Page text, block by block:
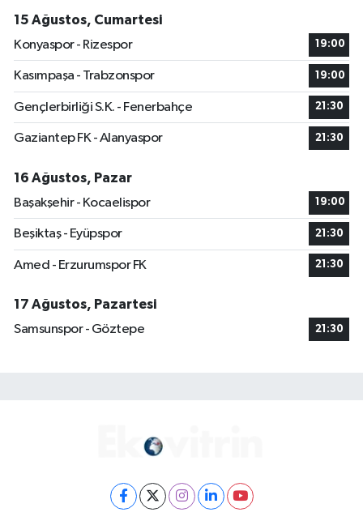
15 Ağustos, Cumartesi
Konyaspor - Rizespor
19:00
Kasımpaşa - Trabzonspor 19:00
Gençlerbirliği S.K. - Fenerbahçe 21:30
Gaziantep FK - Alanyaspor 21:30
16 Ağustos, Pazar
Başakşehir - Kocaelispor
19:00
Beşiktaş - Eyüpspor 21:30
Amed - Erzurumspor FK 21:30
17 Ağustos, Pazartesi
Samsunspor - Göztepe
21:30